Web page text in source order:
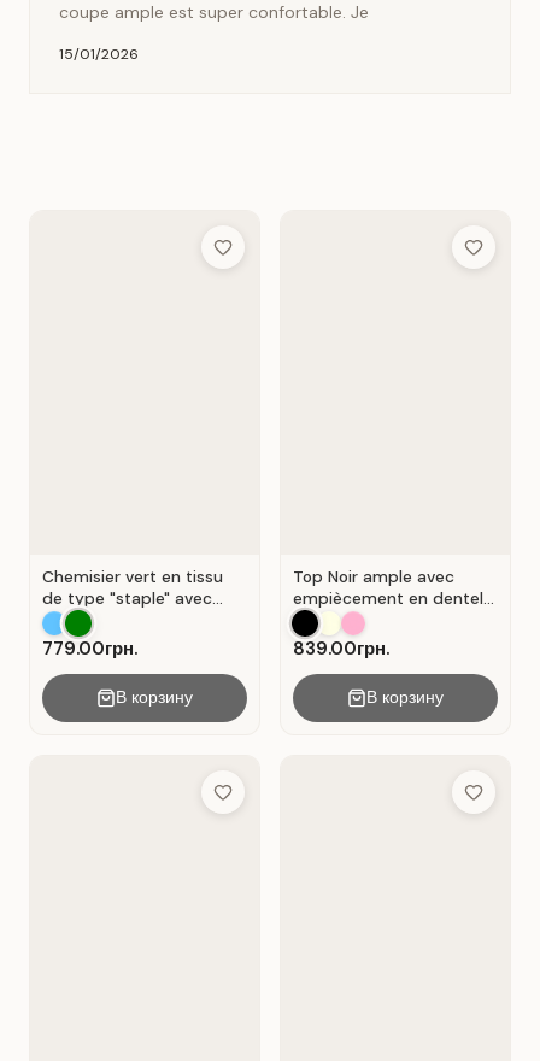
coupe ample est super confortable. Je
15/01/2026
Add to Wish List
Chemisier vert en tissu
de type "staple" avec
encolure en V et
fermeture portefeuille .
779.00грн.
В корзину
Add to
Top Noir ample avec
empiècement en dentelle
ajourée.
839.00грн.
В корзину
Add to Wish List Add to